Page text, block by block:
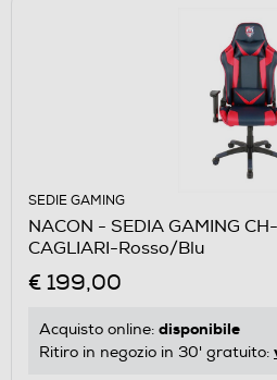
SEDIE GAMING
NACON - SEDIA GAMING
CAGLIARI-Rosso/Blu
€ 199,00
Acquisto online: disponibile
Ritiro in negozio in 30' gratuito: